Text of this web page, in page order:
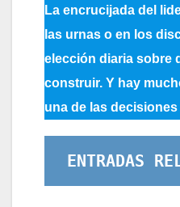
La encrucijada del
las urnas o en los
elección diaria sobre
construir. Y hay
una de las
ENTRADAS